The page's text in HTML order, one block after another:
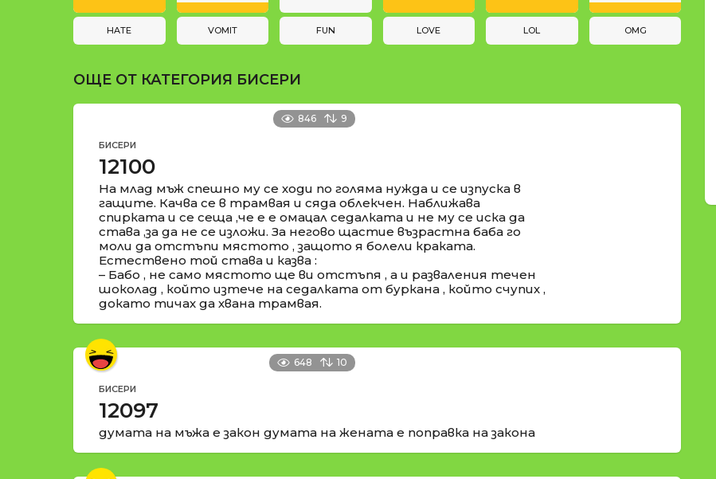
t
i
n
HATE VOMIT FUN LOVE LOL OMG
ОЩЕ ОТ КАТЕГОРИЯ БИСЕРИ
846 9
БИСЕРИ
12100
На млад мъж спешно му се ходи по голяма нужда и се изпуска в
гащите. Качва се в трамвая и сяда облекчен. Наближава
спирката и се сеща ,че е е омацал седалката и не му се иска да
става ,за да не се изложи. За негово щастие възрастна баба го
моли да отстъпи мястото , защото я болели краката.
Естествено той става и казва :
– Бабо , не само мястото ще ви отстъпя , а и разваления течен
шоколад , който изтече на седалката от буркана , който счупих ,
докато тичах да хвана трамвая.
648 10
БИСЕРИ
12097
думата на мъжа е закон думата на жената е поправка на закона